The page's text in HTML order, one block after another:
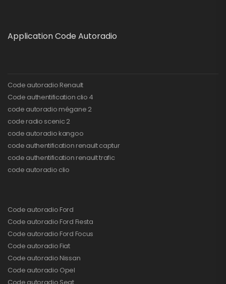
Application Code Autoradio
Code autoradio Renault
Code authentification clio 4
code autoradio mégane 2
code radio scenic 2
code autoradio kangoo
code authentification renault captur
code authentification renault trafic
code autoradio clio
Code autoradio Ford
Code autoradio Ford Fiesta
Code autoradio Ford Focus
Code autoradio Fiat
Code autoradio Nissan
Code autoradio Opel